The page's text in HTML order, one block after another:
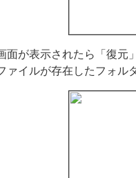
面が表示されたら「復
ァイルが存在したフォル